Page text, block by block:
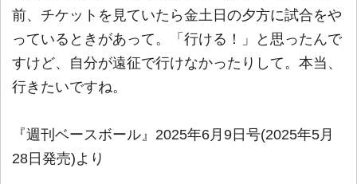
前、チケットを見ていたら金土日の夕方に試合をや
っているときがあって。「行ける！」と思ったんで
すけど、自分が遠征で行けなかったりして。本当、
行きたいですね。
『週刊ベースボール』2025年6月9日号(2025年5月
28日発売)より